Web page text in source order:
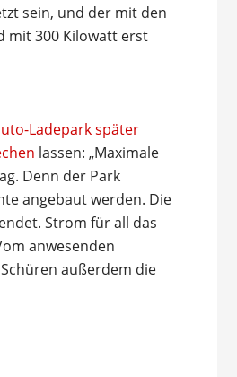
sein, und der mit den
mit 300 Kilowatt erst
Ladepark später
lassen: „Maximale
Denn der Park
angebaut werden. Die
Strom für all das
anwesenden
außerdem die